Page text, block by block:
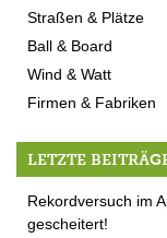
Straßen & Plätze
Ball & Board
Wind & Watt
Firmen & Fabriken
LETZTE
Rekordversuch im
gescheitert!